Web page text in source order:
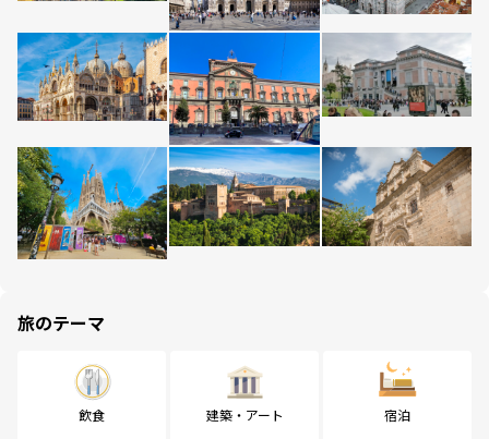
旅のテーマ
飲食 建築・アート 宿泊